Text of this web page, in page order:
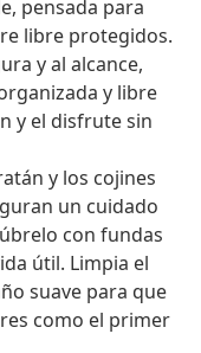
pensada para
libre protegidos.
y al alcance,
y libre
y el disfrute sin
y los cojines
un cuidado
con fundas
útil. Limpia el
suave para que
como el primer